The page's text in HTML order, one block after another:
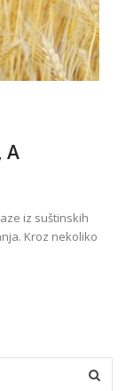
A
iz suštinskih
Kroz nekoliko